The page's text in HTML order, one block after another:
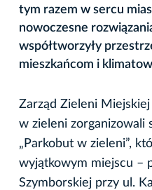
tym razem w sercu
nowoczesne
współtworzyły
mieszkańcom i
Zarząd Zieleni
w zieleni zorganizowali
„Parkobut w zieleni”,
wyjątkowym miejscu –
Szymborskiej przy ul.